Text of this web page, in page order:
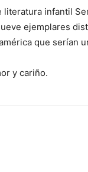
infantil
ejemplares
que serían
y cariño.